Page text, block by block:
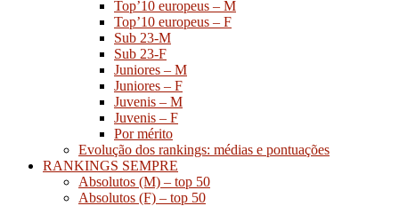
Top’10 europeus – M
Top’10 europeus – F
Sub 23-M
Sub 23-F
Juniores – M
Juniores – F
Juvenis – M
Juvenis – F
Por mérito
Evolução dos rankings: médias e pontuações
RANKINGS SEMPRE
Absolutos (M) – top 50
Absolutos (F) – top 50